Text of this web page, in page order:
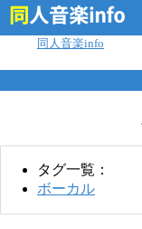
同人音楽info
タグ一覧：
ボーカル